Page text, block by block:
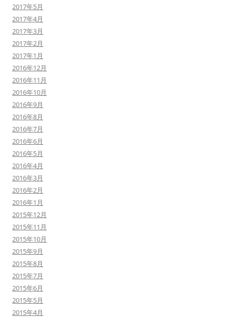
2017年5月
2017年4月
2017年3月
2017年2月
2017年1月
2016年12月
2016年11月
2016年10月
2016年9月
2016年8月
2016年7月
2016年6月
2016年5月
2016年4月
2016年3月
2016年2月
2016年1月
2015年12月
2015年11月
2015年10月
2015年9月
2015年8月
2015年7月
2015年6月
2015年5月
2015年4月